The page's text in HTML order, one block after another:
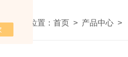
我的位置： 首页 > 产品中心 >